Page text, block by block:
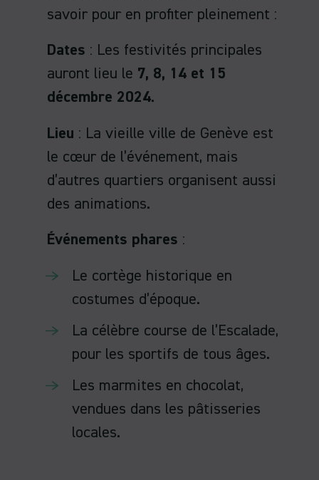
savoir pour en profiter pleinement :
Dates : Les festivités principales
auront lieu le 7, 8, 14 et 15
décembre 2024.
Lieu : La vieille ville de Genève est
le cœur de l’événement, mais
d’autres quartiers organisent aussi
des animations.
Événements phares :
Le cortège historique en
costumes d’époque.
La célèbre course de l’Escalade,
pour les sportifs de tous âges.
Les marmites en chocolat,
vendues dans les pâtisseries
locales.